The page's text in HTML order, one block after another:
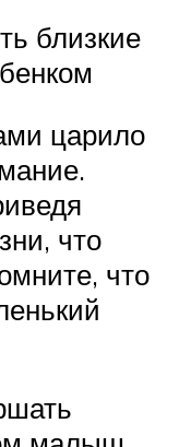
близкие
царило
что
что